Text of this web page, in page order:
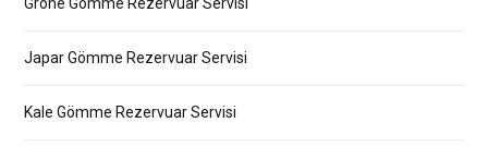
Japar Gömme Rezervuar Servisi
Kale Gömme Rezervuar Servisi